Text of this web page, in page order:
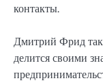
контакты.
Дмитрий Фрид
делится своими